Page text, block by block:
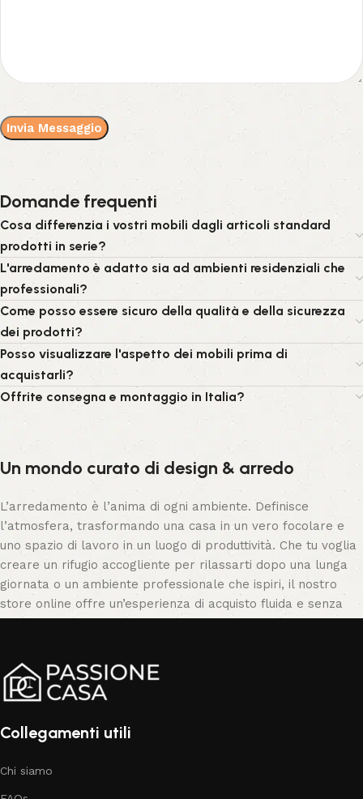
Domande frequenti
Cosa differenzia i vostri mobili dagli articoli standard
prodotti in serie?
L'arredamento è adatto sia ad ambienti residenziali che
professionali?
Come posso essere sicuro della qualità e della sicurezza
dei prodotti?
Posso visualizzare l'aspetto dei mobili prima di
acquistarli?
Offrite consegna e montaggio in Italia?
Un mondo curato di design & arredo
L’arredamento è l’anima di ogni ambiente. Definisce
l’atmosfera, trasformando una casa in un vero focolare e
uno spazio di lavoro in un luogo di produttività. Che tu voglia
creare un rifugio accogliente per rilassarti dopo una lunga
giornata o un ambiente professionale che ispiri, il nostro
store online offre un’esperienza di acquisto fluida e senza
pensieri.
L’arte dell’artigianato contemporaneo
La produzione di arredi moderni è molto più di una semplice
collezione presenta un equilibrio tra design raffinati prodotti
professionisti. Ci rivolgiamo ai veri intenditori del bello, che
Collegamenti utili
Chi siamo